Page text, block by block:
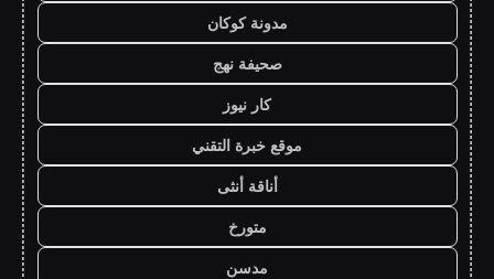
مدونة كوكان
صحيفة نهج
كار نيوز
موقع خبرة التقني
أناقة أنثى
متورخ
مدسن